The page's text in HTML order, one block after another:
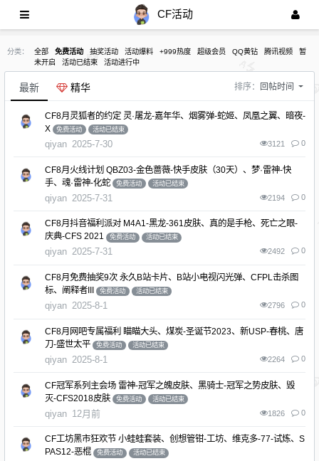
CF活动
分类： 全部 免费活动 抽奖活动 活动爆料 +999热度 超级会员 QQ黄钻 腾讯视频
暂
未开启
活动已结束 活动进行中
最新 精华 排序： 回帖时间
CF8月灵狐者的约定 灵·屠龙-嘉年华、烟雾弹-蛇姬、凤凰之翼、暗夜-
X
免费活动 活动已结束
qiyan 2025-7-30 3121 0
CF8月火线计划 QBZ03-金色蔷薇-快手皮肤（30天）、梦·雷神-快
手、魂·雷神-化蛇
免费活动 活动已结束
qiyan 2025-7-31 2194 0
CF8月抖音福利派对 M4A1-黑龙-361皮肤、真的是手枪、死亡之眼-
庆典-CFS 2021
免费活动 活动已结束
qiyan 2025-7-31 2492 0
CF8月免费抽奖9次 永久B站卡片、B站小电视闪光弹、CFPL击杀图
标、阐释者III
免费活动 活动已结束
qiyan 2025-8-1 2796 0
CF8月网吧专属福利 瞄瞄大头、煤炭-圣诞节2023、新USP-春桃、唐
刀-盛世太平
免费活动 活动已结束
qiyan 2025-8-1 2264 0
CF冠军系列主会场 雷神-冠军之魄皮肤、黑骑士-冠军之势皮肤、毁
灭-CFS2018皮肤
免费活动 活动已结束
qiyan 12月前 1826 0
CF工坊黑市狂欢节 小蛙蛙套装、创想管钳-工坊、维克多-77-试炼、S
PAS12-恶棍
免费活动 活动已结束